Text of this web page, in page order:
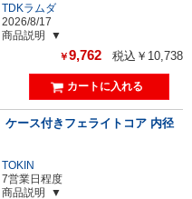
TDKラムダ
2026/8/17
商品説明
￥9,762 税込￥10,738
ケース付きフェライトコア 内径
TOKIN
7営業日程度
商品説明